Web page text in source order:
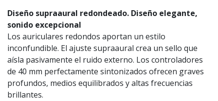
Diseño supraaural redondeado. Diseño elegante,
sonido excepcional
Los auriculares redondos aportan un estilo
inconfundible. El ajuste supraaural crea un sello que
aísla pasivamente el ruido externo. Los controladores
de 40 mm perfectamente sintonizados ofrecen graves
profundos, medios equilibrados y altas frecuencias
brillantes.